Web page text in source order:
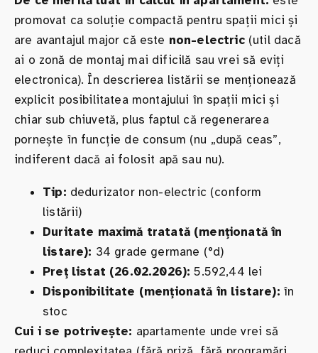
promovat ca soluție compactă pentru spații mici și
are avantajul major că este non-electric(util dacă
ai o zonă de montaj mai dificilă sau vrei să eviți
electronica). În descrierea listării se menționează
explicit posibilitatea montajului în spații mici și
chiar sub chiuvetă, plus faptul că regenerarea
pornește în funcție de consum (nu „după ceas”,
indiferent dacă ai folosit apă sau nu).
Tip: dedurizator non-electric (conform
listării)
Duritate maximă tratată (menționată în
listare): 34 grade germane (°d)
Preț listat (26.02.2026): 5.592,44 lei
Disponibilitate (menționată în listare): în
stoc
Cui i se potrivește: apartamente unde vrei să